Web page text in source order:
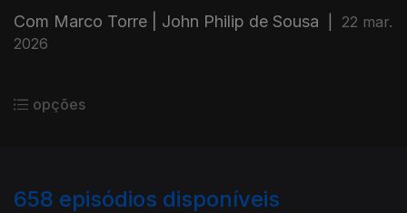
Com Marco Torre | John Philip de Sousa
22 mar.
2026
opções
658 episódios disponíveis